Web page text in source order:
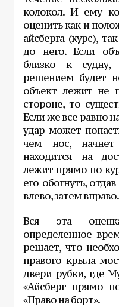
колокол. И ему
оценить как и
айсберга (курс),
до него. Если
близко к
решением будет
объект лежит не
стороне, то
Если же все равно
удар может
чем нос, начнет
находится на
лежит прямо по
его обогнуть,
влево, затем вправо.
Вся эта
определенное
решает, что
правого крыла
двери рубки, где
«Айсберг прямо
«Право на борт».